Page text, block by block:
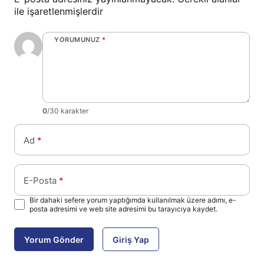
ile işaretlenmişlerdir
YORUMUNUZ *
0/30 karakter
Ad *
E-Posta *
Bir dahaki sefere yorum yaptığımda kullanılmak üzere adımı, e-
posta adresimi ve web site adresimi bu tarayıcıya kaydet.
Yorum Gönder Giriş Yap